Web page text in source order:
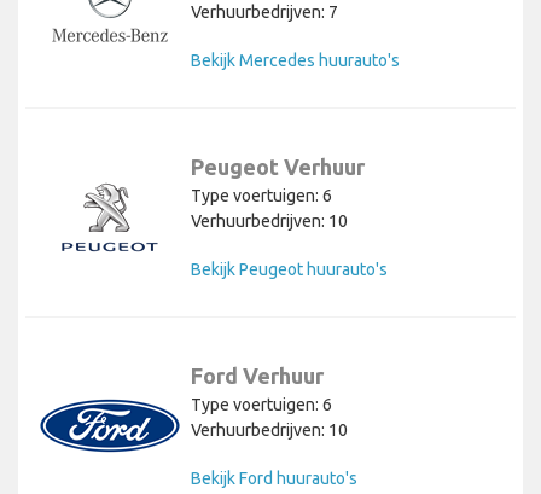
Verhuurbedrijven: 7
Bekijk Mercedes huurauto's
Peugeot Verhuur
Type voertuigen: 6
Verhuurbedrijven: 10
Bekijk Peugeot huurauto's
Ford Verhuur
Type voertuigen: 6
Verhuurbedrijven: 10
Bekijk Ford huurauto's